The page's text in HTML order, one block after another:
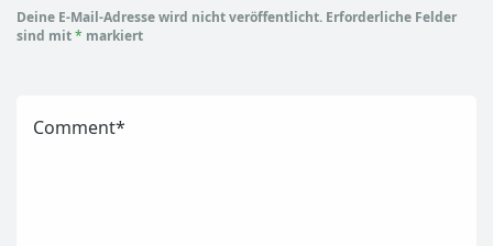
Deine E-Mail-Adresse wird nicht veröffentlicht. Erforderliche Felder
sind mit* markiert